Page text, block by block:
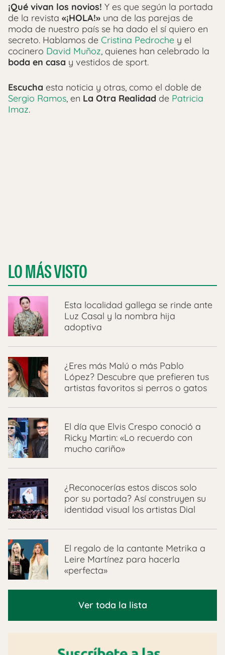
¡Qué vivan los novios! Y es que según la portada
de la revista «¡HOLA!» una de las parejas de
moda de nuestro país se ha dado el sí quiero en
secreto. Hablamos de Cristina Pedroche y el
cocinero David Muñoz, quienes han celebrado la
boda en casa y vestidos de sport.
Escucha esta noticia y otras, como el doble de
Sergio Ramos, en La Otra Realidad de Patricia
Imaz.
LO MÁS VISTO
Esta localidad gallega se rinde ante
Luz Casal y la nombra hija
adoptiva
¿Eres más Malú o más Pablo
López? Descubre que prefieren tus
artistas favoritos si perros o gatos
El día que Elvis Crespo conoció a
Ricky Martin: «Lo recuerdo con
mucho cariño»
¿Reconocerías estos discos solo
por su portada? Así construyen su
identidad visual los artistas Dial
El regalo de la cantante Metrika a
Leire Martínez para hacerla
«perfecta»
Ver toda la lista